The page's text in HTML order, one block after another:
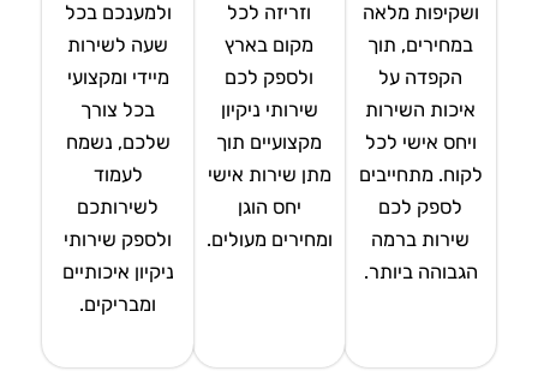
ושקיפות מלאה
במחירים, תוך
הקפדה על
איכות השירות
ויחס אישי לכל
לקוח. מתחייבים
לספק לכם
שירות ברמה
הגבוהה ביותר.
וזריזה לכל
מקום בארץ
ולספק לכם
שירותי ניקיון
מקצועיים תוך
מתן שירות אישי
יחס הוגן
ומחירים מעולים.
ולמענכם בכל
שעה לשירות
מיידי ומקצועי
בכל צורך
שלכם, נשמח
לעמוד
לשירותכם
ולספק שירותי
ניקיון איכותיים
ומבריקים.